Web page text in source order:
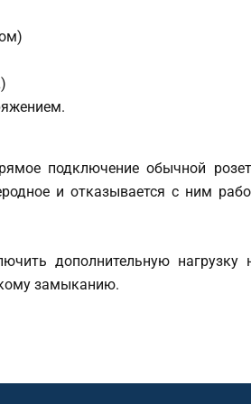
подключение обычной
и отказывается с ним
дополнительную
замыканию.